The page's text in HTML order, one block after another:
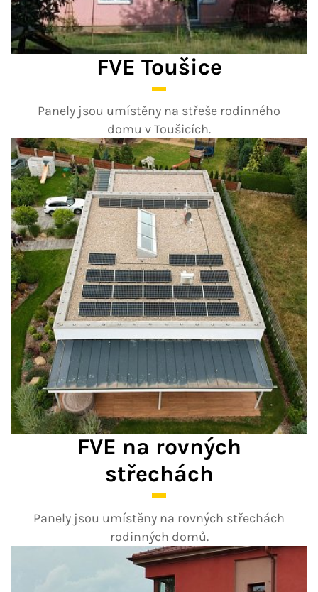
FVE Toušice
Panely jsou umístěny na střeše rodinného
domu v Toušicích.
FVE na rovných
střechách
Panely jsou umístěny na rovných střechách
rodinných domů.